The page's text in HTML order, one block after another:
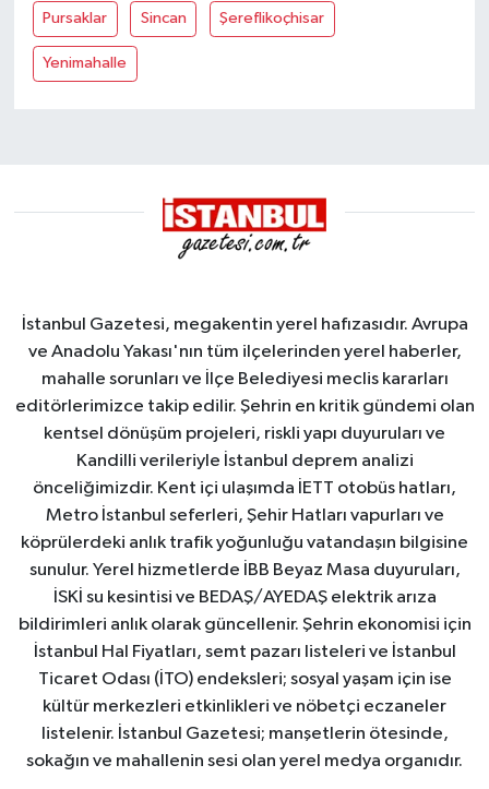
Pursaklar Sincan Şereflikoçhisar
Yenimahalle
İstanbul Gazetesi, megakentin yerel hafızasıdır. Avrupa
ve Anadolu Yakası'nın tüm ilçelerinden yerel haberler,
mahalle sorunları ve İlçe Belediyesi meclis kararları
editörlerimizce takip edilir. Şehrin en kritik gündemi olan
kentsel dönüşüm projeleri, riskli yapı duyuruları ve
Kandilli verileriyle İstanbul deprem analizi
önceliğimizdir. Kent içi ulaşımda İETT otobüs hatları,
Metro İstanbul seferleri, Şehir Hatları vapurları ve
köprülerdeki anlık trafik yoğunluğu vatandaşın bilgisine
sunulur. Yerel hizmetlerde İBB Beyaz Masa duyuruları,
İSKİ su kesintisi ve BEDAŞ/AYEDAŞ elektrik arıza
bildirimleri anlık olarak güncellenir. Şehrin ekonomisi için
İstanbul Hal Fiyatları, semt pazarı listeleri ve İstanbul
Ticaret Odası (İTO) endeksleri; sosyal yaşam için ise
kültür merkezleri etkinlikleri ve nöbetçi eczaneler
listelenir. İstanbul Gazetesi; manşetlerin ötesinde,
sokağın ve mahallenin sesi olan yerel medya organıdır.